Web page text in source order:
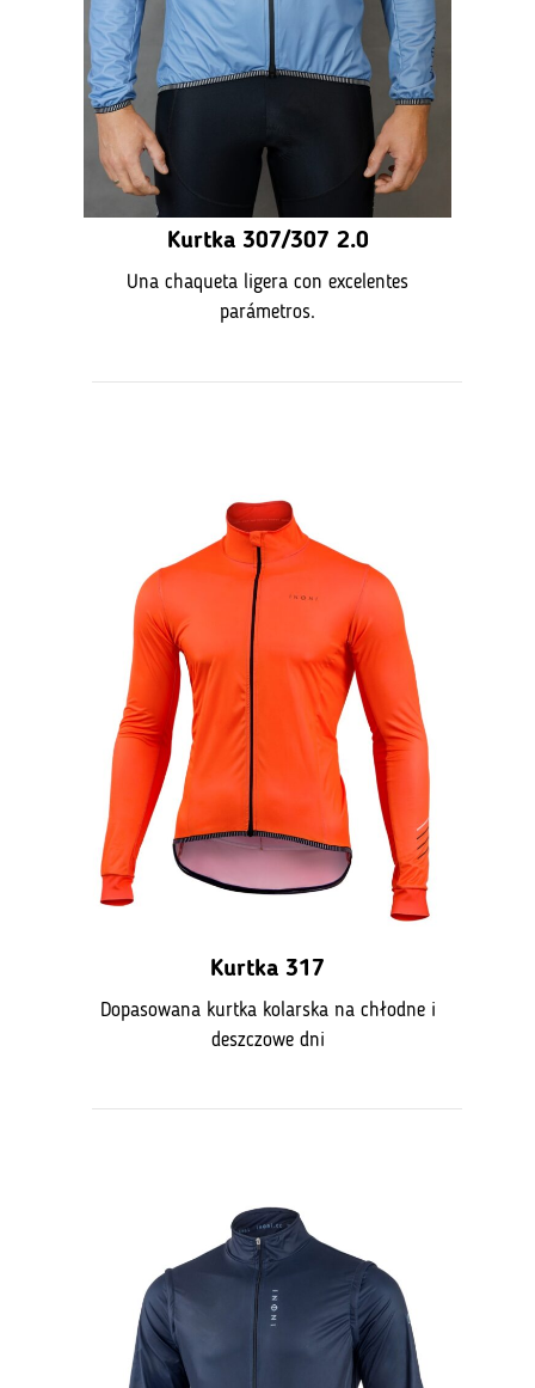
Kurtka 307/307 2.0
Una chaqueta ligera con excelentes
parámetros.
Kurtka 317
Dopasowana kurtka kolarska na chłodne i
deszczowe dni